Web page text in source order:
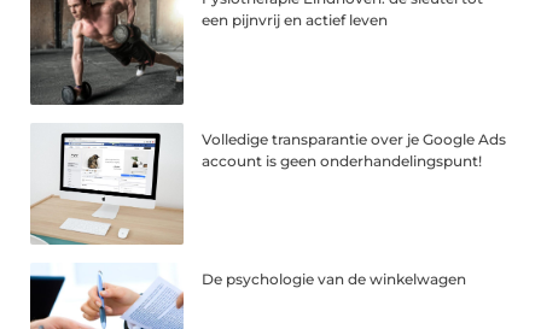
een pijnvrij en actief leven
Volledige transparantie over je Google Ads
account is geen onderhandelingspunt!
De psychologie van de winkelwagen